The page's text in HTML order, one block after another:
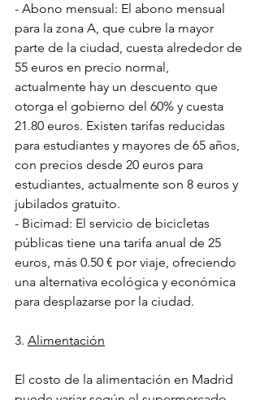
- Abono mensual: El abono mensual
para la zona A, que cubre la mayor
parte de la ciudad, cuesta alrededor de
55 euros en precio normal,
actualmente hay un descuento que
otorga el gobierno del 60% y cuesta
21.80 euros. Existen tarifas reducidas
para estudiantes y mayores de 65 años,
con precios desde 20 euros para
estudiantes, actualmente son 8 euros y
jubilados gratuito.
- Bicimad: El servicio de bicicletas
públicas tiene una tarifa anual de 25
euros, más 0.50 € por viaje, ofreciendo
una alternativa ecológica y económica
para desplazarse por la ciudad.
3. Alimentación
El costo de la alimentación en Madrid